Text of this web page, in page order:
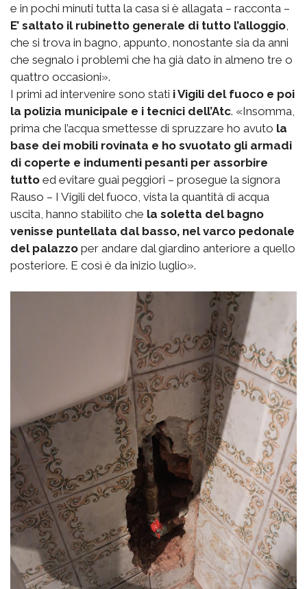
e in pochi minuti tutta la casa si è allagata – racconta –
E’ saltato il rubinetto generale di tutto l’alloggio
che si trova in bagno, appunto, nonostante sia da anni
che segnalo i problemi che ha già dato in almeno tre o
quattro occasioni».
I primi ad intervenire sono stati i Vigili del fuoco e poi
la polizia municipale e i tecnici dell’Atc. «Insomma,
prima che l’acqua smettesse di spruzzare ho avuto la
base dei mobili rovinata e ho svuotato gli armadi
di coperte e indumenti pesanti per assorbire
tutto ed evitare guai peggiori – prosegue la signora
Rauso – I Vigili del fuoco, vista la quantità di acqua
uscita, hanno stabilito che la soletta del bagno
venisse puntellata dal basso, nel varco pedonale
del palazzo per andare dal giardino anteriore a quello
posteriore. E così è da inizio luglio».